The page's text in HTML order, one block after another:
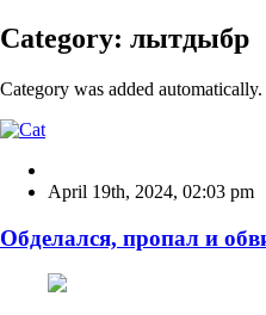
Category: лытдыбр
Category was added automatically.
April 19th, 2024, 02:03 pm
Обделался, пропал и